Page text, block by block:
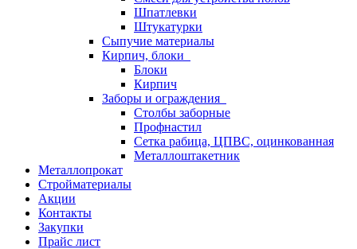
Шпатлевки
Штукатурки
Сыпучие материалы
Кирпич, блоки
Блоки
Кирпич
Заборы и ограждения
Столбы заборные
Профнастил
Сетка рабица, ЦПВС, оцинкованная
Металлоштакетник
Металлопрокат
Стройматериалы
Акции
Контакты
Закупки
Прайс лист